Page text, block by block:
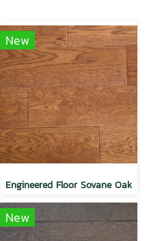
New
Engineered Floor Sovane Oak
New